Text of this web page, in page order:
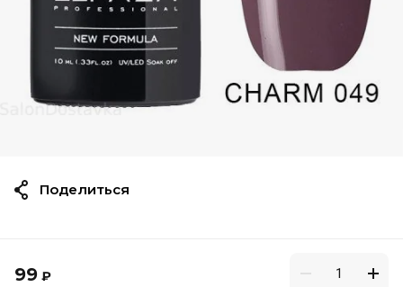
99 ₽
Поделиться